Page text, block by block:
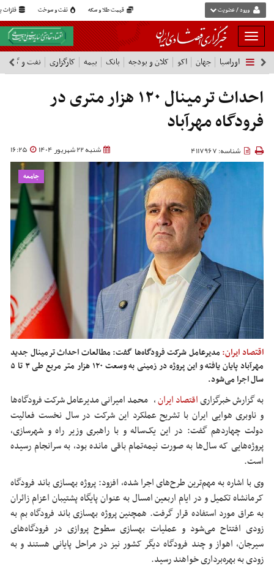
قیمت طلا و سکه نفت و سوخت فلزات ورود / عضویت
بار
و
بسته
نمودن
فهرست
اوراسیا جهان اکو کلان و بودجه بانک بیمه کارگزاری نفت و گاز
احداث ترمینال ۱۲۰ هزار متری در
فرودگاه مهرآباد
شنبه 22 شهریور 1404 16:25 شناسه: 4117967
جامعه
اقتصاد ایران: مدیرعامل شرکت فرودگاه‌ها گفت: مطالعات احداث ترمینال جدید
مهرآباد پایان یافته و این پروژه در زمینی به وسعت ۱۲۰ هزار متر مربع طی ۳ تا ۵
سال اجرا می‌شود.
به گزارش خبرگزاریاقتصاد ایران، محمد امیرانی مدیرعامل شرکت فرودگاه‌ها
و ناوبری هوایی ایران با تشریح عملکرد این شرکت در سال نخست فعالیت
دولت چهاردهم گفت: در این یک‌ساله و با راهبری وزیر راه و شهرسازی،
پروژه‌هایی که سال‌ها به صورت نیمه‌تمام باقی مانده بود، به سرانجام رسیده
است.
وی با اشاره به مهم‌ترین طرح‌های اجرا شده، افزود: پروژه بهسازی باند فرودگاه
کرمانشاه تکمیل و در ایام اربعین امسال به عنوان پایگاه پشتیبان اعزام زائران
به عراق مورد استفاده قرار گرفت. همچنین پروژه بهسازی باند فرودگاه بم به
زودی افتتاح می‌شود و عملیات بهسازی سطوح پروازی در فرودگاه‌های
سیرجان، اهواز و چند فرودگاه دیگر کشور نیز در مراحل پایانی هستند و به
زودی به بهره‌برداری خواهند رسید.